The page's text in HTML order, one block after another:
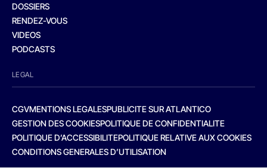
DOSSIERS
RENDEZ-VOUS
VIDEOS
PODCASTS
LEGAL
CGVMENTIONS LEGALESPUBLICITE SUR ATLANTICO
GESTION DES COOKIESPOLITIQUE DE CONFIDENTIALITE
POLITIQUE D’ACCESSIBILITEPOLITIQUE RELATIVE AUX COOKIES
CONDITIONS GENERALES D’UTILISATION